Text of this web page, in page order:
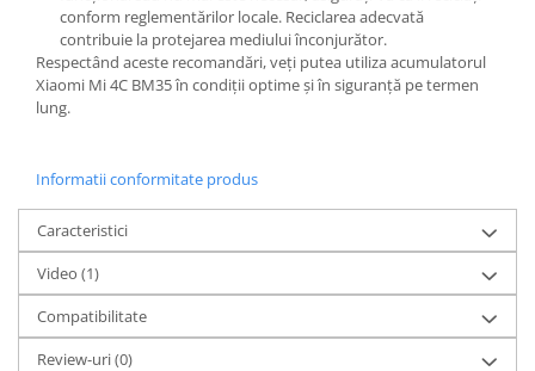
Motorola
Nokia
Oppo
Samsung
Xiaomi
ZTE
Mufa incarcare
Allview
Asus
conform reglementărilor locale. Reciclarea adecvată
contribuie la protejarea mediului înconjurător.
Respectând aceste recomandări, veți putea utiliza acumulatorul
Xiaomi Mi 4C BM35 în condiții optime și în siguranță pe termen
lung.
Informatii conformitate produs
Caracteristici
Video (1)
Compatibilitate
Review-uri(0)